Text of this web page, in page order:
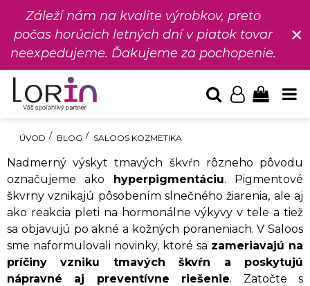
Záleží nám na kvalite výrobkov, preto
počas horúcich letných dní v piatok tovar
neexpedujeme. Ďakujeme za pochopenie.
×
ÚVOD BLOG SALOOS KOZMETIKA
Nadmerný výskyt tmavých škvŕn rôzneho pôvodu
označujeme ako hyperpigmentáciu. Pigmentové
škvrny vznikajú pôsobením slnečného žiarenia, ale aj
ako reakcia pleti na hormonálne výkyvy v tele a tiež
sa objavujú po akné a kožných poraneniach. V Saloos
sme naformulovali novinky, ktoré sa zameriavajú na
príčiny vzniku tmavých škvŕn a poskytujú
nápravné aj preventívne riešenie. Zatočte s